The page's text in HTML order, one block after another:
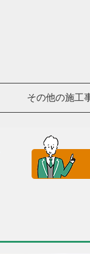
その他の施工